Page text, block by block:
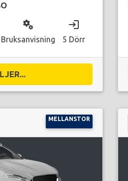
miscellaneous_services
Bruksanvisning
login
5 Dörr
MELLANSTOR